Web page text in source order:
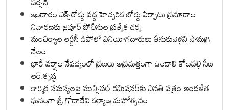
ఇందారం ఎక్స్‌రోడ్డు వద్ద హెచ్చరిక బోర్డు ఏర్పాటు ప్రమాదాల
నివారణకు జైపూర్ పోలీసుల ప్రత్యేక చర్య
మంచిర్యాల ఆర్టీసీ డిపోలో వినియోగదారులు తీసుకువెళ్లని సామగ్రి
వేలం
భారీ వర్షాల నేపథ్యంలో ప్రజలు అప్రమత్తంగా ఉండాలి కోటపల్లి సీఐ
ఆర్.కృష్ణ
కార్మిక సమస్యలపై మున్సిపల్ కమిషనర్‌కు వినతి పత్రం అందజేత
ఘనంగా శ్రీ గోదాదేవి కల్యాణ మహోత్సవం